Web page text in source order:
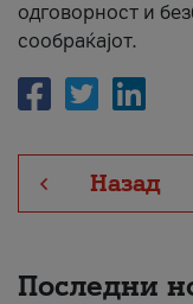
одговорност и
сообраќајот.
Назад
Последни